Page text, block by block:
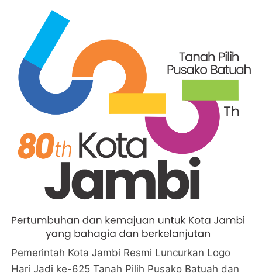
Pemerintah Kota Jambi Resmi Luncurkan Logo
Hari Jadi ke-625 Tanah Pilih Pusako Batuah dan